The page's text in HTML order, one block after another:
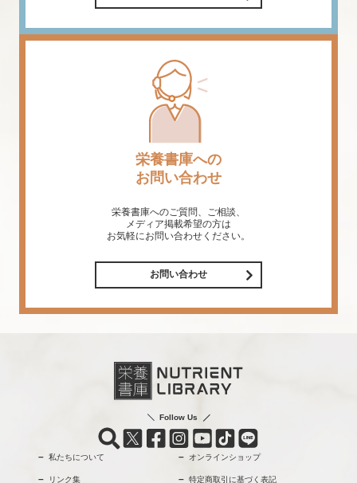
栄養書庫への
お問い合わせ
栄養書庫へのご質問、ご相談、
メディア掲載希望の方は
お気軽にお問い合わせください。
お問い合わせ
Follow Us
私たちについて オンラインショップ
リンク集 特定商取引に基づく表記